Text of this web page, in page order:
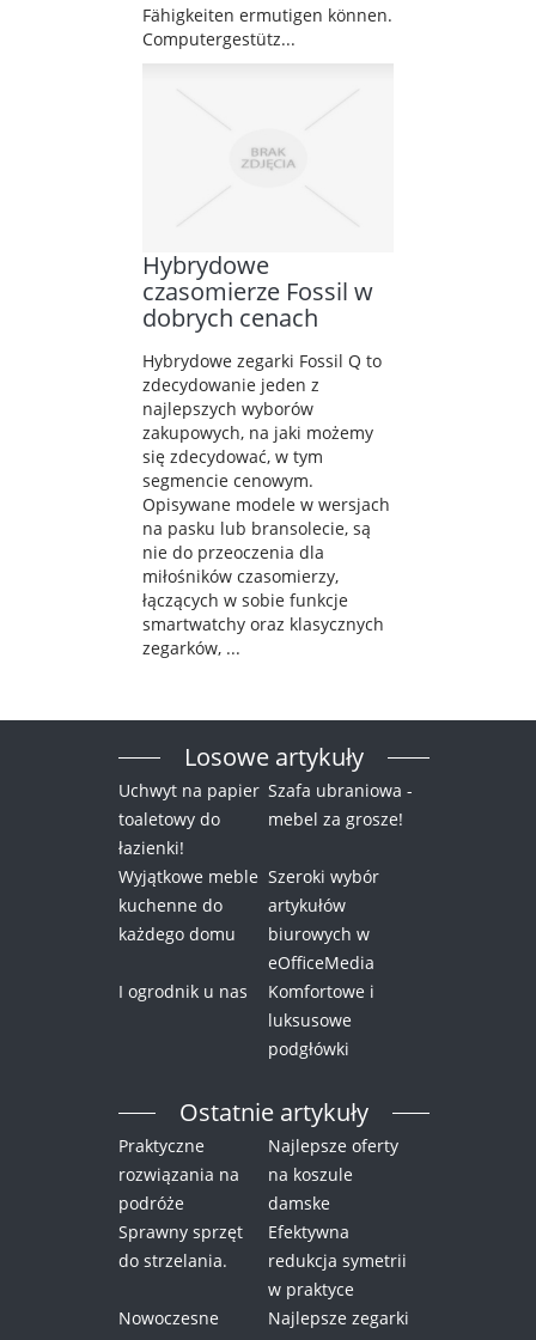
Fähigkeiten ermutigen können.
Computergestütz...
Hybrydowe
czasomierze Fossil w
dobrych cenach
Hybrydowe zegarki Fossil Q to
zdecydowanie jeden z
najlepszych wyborów
zakupowych, na jaki możemy
się zdecydować, w tym
segmencie cenowym.
Opisywane modele w wersjach
na pasku lub bransolecie, są
nie do przeoczenia dla
miłośników czasomierzy,
łączących w sobie funkcje
smartwatchy oraz klasycznych
zegarków, ...
Losowe artykuły
Uchwyt na papier
toaletowy do
łazienki!
Szafa ubraniowa -
mebel za grosze!
Wyjątkowe meble
kuchenne do
każdego domu
Szeroki wybór
artykułów
biurowych w
eOfficeMedia
I ogrodnik u nas
Komfortowe i
luksusowe
podgłówki
Ostatnie artykuły
Praktyczne
rozwiązania na
podróże
Najlepsze oferty
na koszule
damske
Sprawny sprzęt
do strzelania.
Efektywna
redukcja symetrii
w praktyce
Nowoczesne
Najlepsze zegarki